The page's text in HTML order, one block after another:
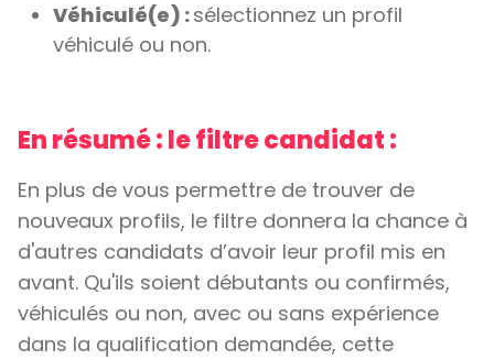
Véhiculé(e) :sélectionnez un profil
véhiculé ou non.
En résumé : le filtre candidat :
En plus de vous permettre de trouver de
nouveaux profils, le filtre donnera la chance à
d'autres candidats d’avoir leur profil mis en
avant. Qu'ils soient débutants ou confirmés,
véhiculés ou non, avec ou sans expérience
dans la qualification demandée, cette